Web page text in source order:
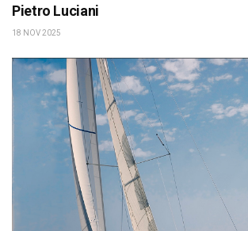
Pietro Luciani
18 NOV 2025